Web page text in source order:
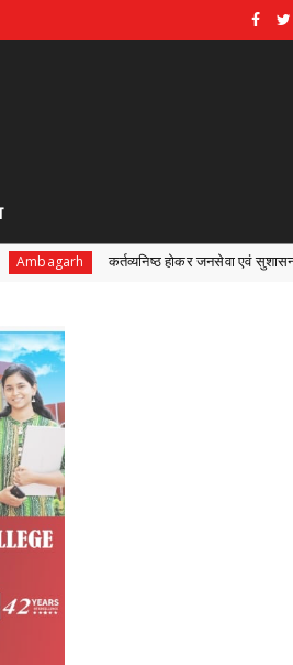
होकर जनसेवा एवं सुशासन के लिए जमीनी स्तर पर करें